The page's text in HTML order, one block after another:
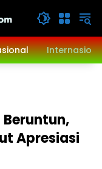
Beruntun,
Apresiasi